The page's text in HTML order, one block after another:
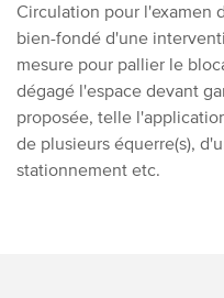
Circulation pour l'examen
bien-fondé d'une
mesure pour pallier le
dégagé l'espace devant
proposée, telle
de plusieurs équerre(s),
stationnement etc.